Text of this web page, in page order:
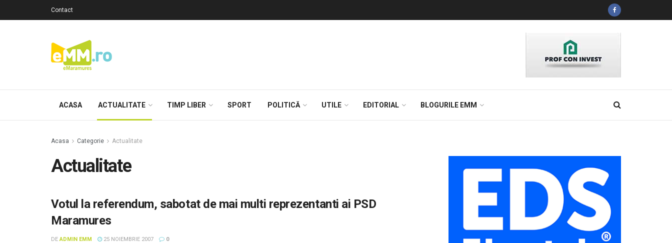
Contact
ACASA ACTUALITATE TIMP LIBER SPORT POLITICĂ UTILE EDITORIAL BLOGURILE EMM
Acasa Categorie Actualitate
Actualitate
Votul la referendum, sabotat de mai multi reprezentanti ai PSD
Maramures
DE ADMIN EMM 25 NOIEMBRIE 2007 0